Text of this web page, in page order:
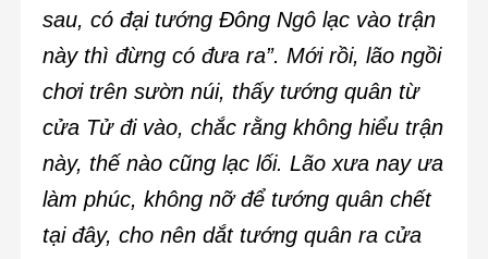
sau, có đại tướng Đông Ngô lạc vào trận
này thì đừng có đưa ra”. Mới rồi, lão ngồi
chơi trên sườn núi, thấy tướng quân từ
cửa Tử đi vào, chắc rằng không hiểu trận
này, thế nào cũng lạc lối. Lão xưa nay ưa
làm phúc, không nỡ để tướng quân chết
tại đây, cho nên dắt tướng quân ra cửa